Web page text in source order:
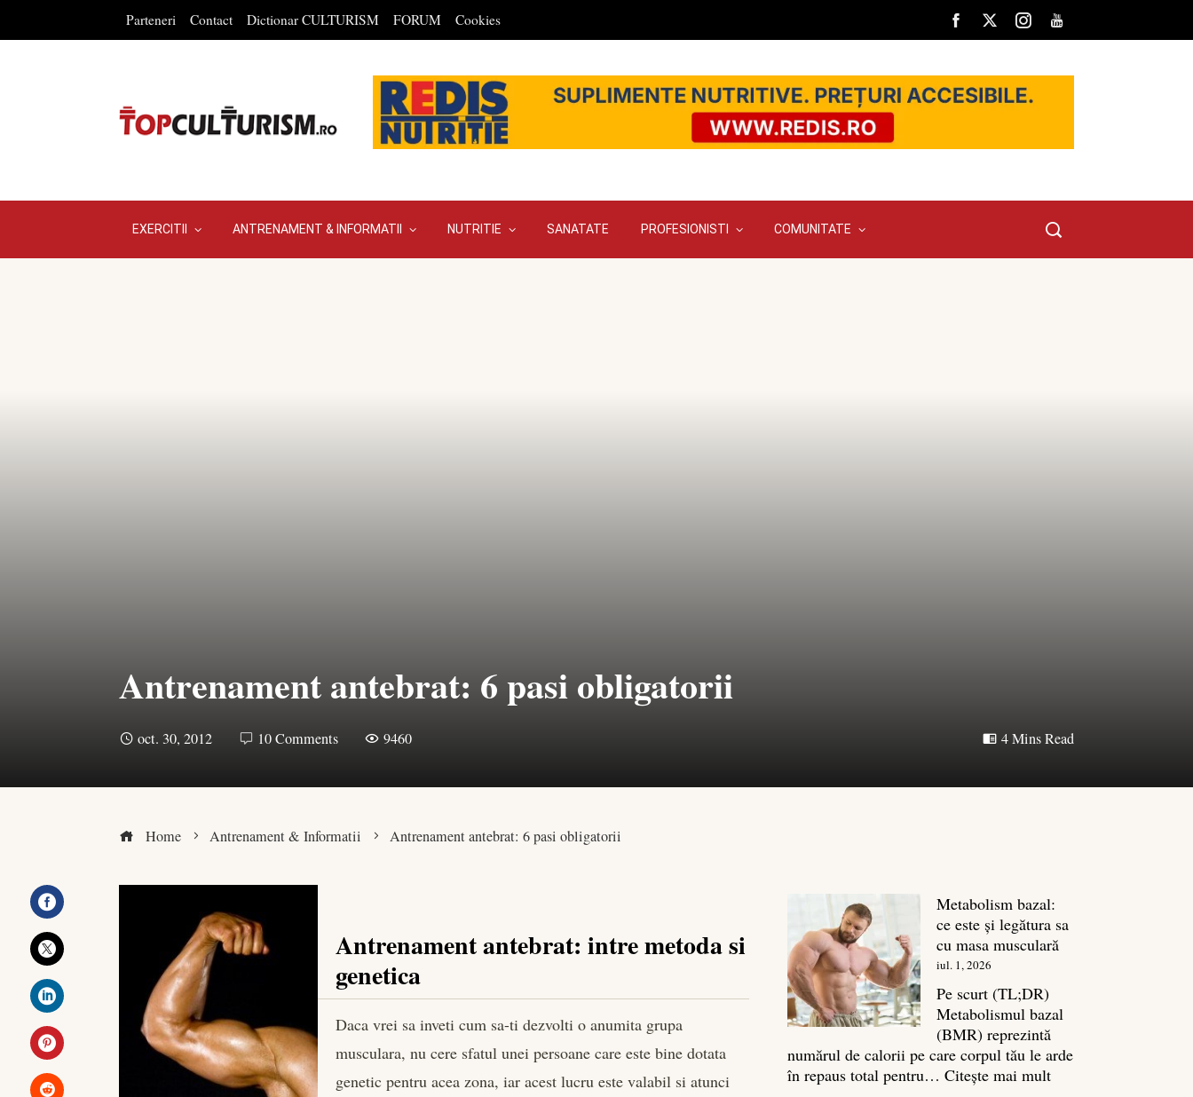
Parteneri Contact Dictionar CULTURISM FORUM Cookies
EXERCITII ANTRENAMENT & INFORMATII NUTRITIE SANATATE PROFESIONISTI COMUNITATE
Antrenament antebrat: 6 pasi obligatorii
oct. 30, 2012 10 Comments 9460 4 Mins Read
Home Antrenament & Informatii Antrenament antebrat: 6 pasi obligatorii
Facebook
Twitter
LinkedIn
Pinterest
Antrenament antebrat: intre metoda si
genetica
Daca vrei sa inveti cum sa-ti dezvolti o anumita grupa
musculara, nu cere sfatul unei persoane care este bine dotata
genetic pentru acea zona, iar acest lucru este valabil si atunci
Metabolism bazal:
ce este și legătura sa
cu masa musculară
iul. 1, 2026
Pe scurt (TL;DR)
Metabolismul bazal
(BMR) reprezintă
numărul de calorii pe care corpul tău le arde
în repaus total pentru…Citește mai mult: